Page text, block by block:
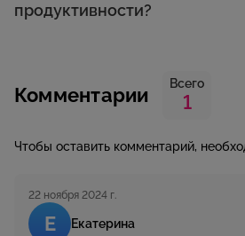
продуктивности?
Комментарии Всего
1
Чтобы оставить комментарий,
Е Екатерина
22 ноября 2024 г.